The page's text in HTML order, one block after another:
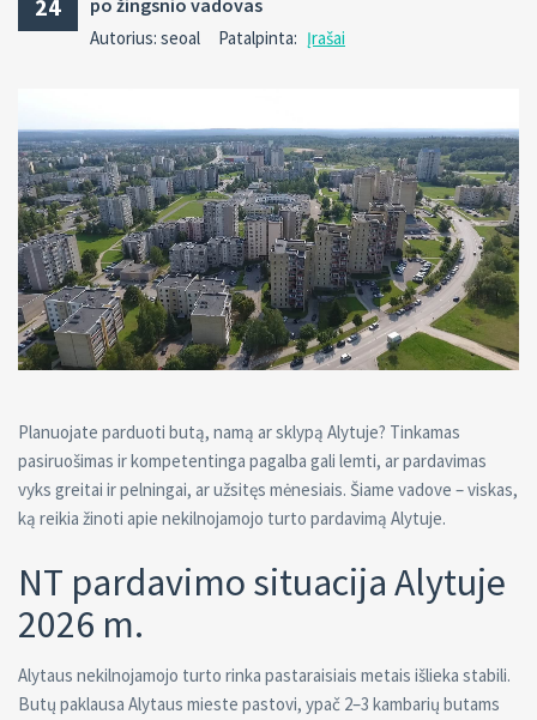
24
po žingsnio vadovas
Autorius: seoal Patalpinta: Įrašai
Planuojate parduoti butą, namą ar sklypą Alytuje? Tinkamas
pasiruošimas ir kompetentinga pagalba gali lemti, ar pardavimas
vyks greitai ir pelningai, ar užsitęs mėnesiais. Šiame vadove – viskas,
ką reikia žinoti apie nekilnojamojo turto pardavimą Alytuje.
NT pardavimo situacija Alytuje
2026 m.
Alytaus nekilnojamojo turto rinka pastaraisiais metais išlieka stabili.
Butų paklausa Alytaus mieste pastovi, ypač 2–3 kambarių butams